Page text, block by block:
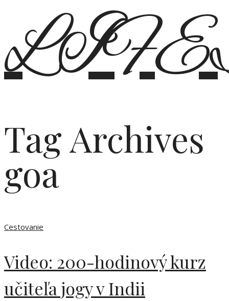
Tag Archives
goa
Cestovanie
Video: 200-hodinový kurz
učiteľa jogy v Indii